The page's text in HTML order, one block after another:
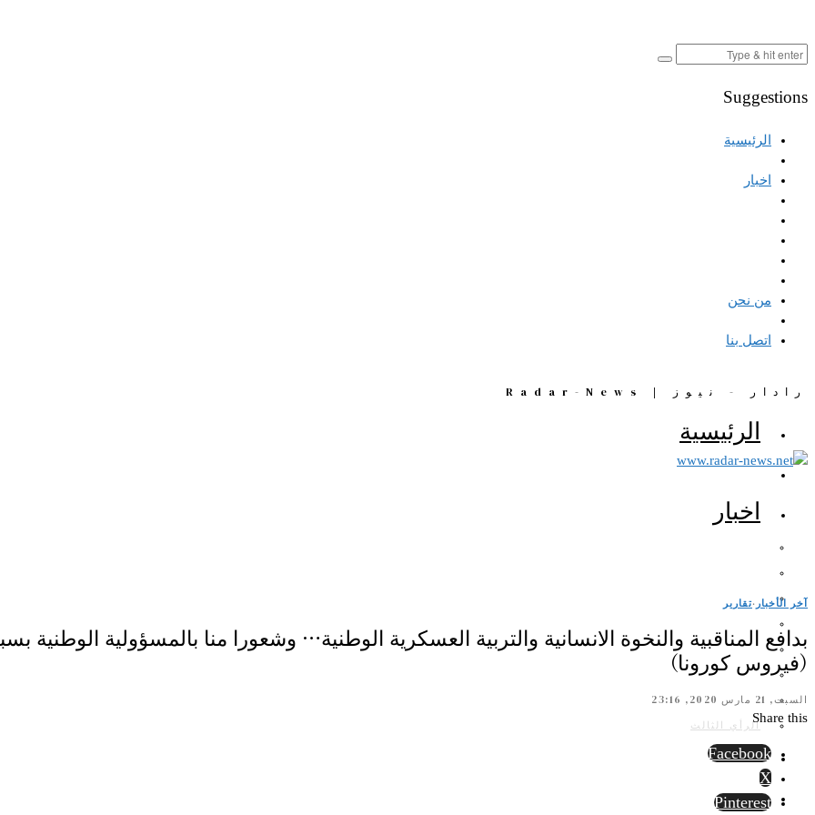
Suggestions
الرئيسية
اخبار
من نحن
اتصل بنا
رادار - نيوز | Radar-News
الرئيسية
اخبار
الرأي الثالث
آخر الأخبار ·تقارير
بدافع المناقبية والنخوة الانسانية والتربية العسكرية الوطنية… وشعورا منا بالمسؤولية الوطنية
(فيروس كورونا)
السبت, 21 مارس 2020, 23:16
Share this
Facebook
X
Pinterest